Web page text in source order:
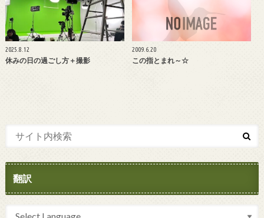
2025.8.12
休みの日の過ごし方＋撮影
2009.6.20
この指とまれ～☆
翻訳